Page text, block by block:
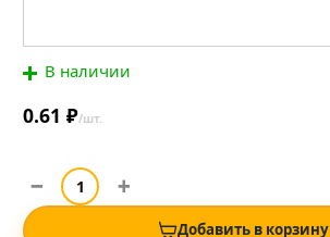
В наличии
0.61 ₽/шт.
Добавить в корзину